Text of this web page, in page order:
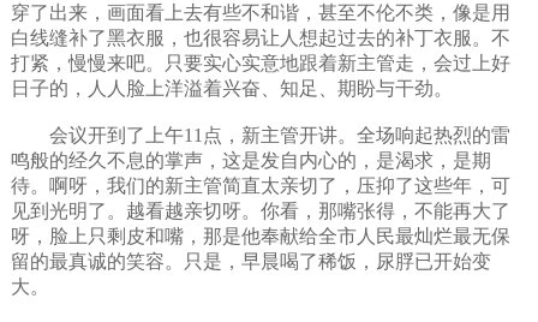
穿了出来，画面看上去有些不和谐，甚至不伦不类，像是用
白线缝补了黑衣服，也很容易让人想起过去的补丁衣服。不
打紧，慢慢来吧。只要实心实意地跟着新主管走，会过上好
日子的，人人脸上洋溢着兴奋、知足、期盼与干劲。
会议开到了上午11点，新主管开讲。全场响起热烈的雷
鸣般的经久不息的掌声，这是发自内心的，是渴求，是期
待。啊呀，我们的新主管简直太亲切了，压抑了这些年，可
见到光明了。越看越亲切呀。你看，那嘴张得，不能再大了
呀，脸上只剩皮和嘴，那是他奉献给全市人民最灿烂最无保
留的最真诚的笑容。只是，早晨喝了稀饭，尿脬已开始变
大。